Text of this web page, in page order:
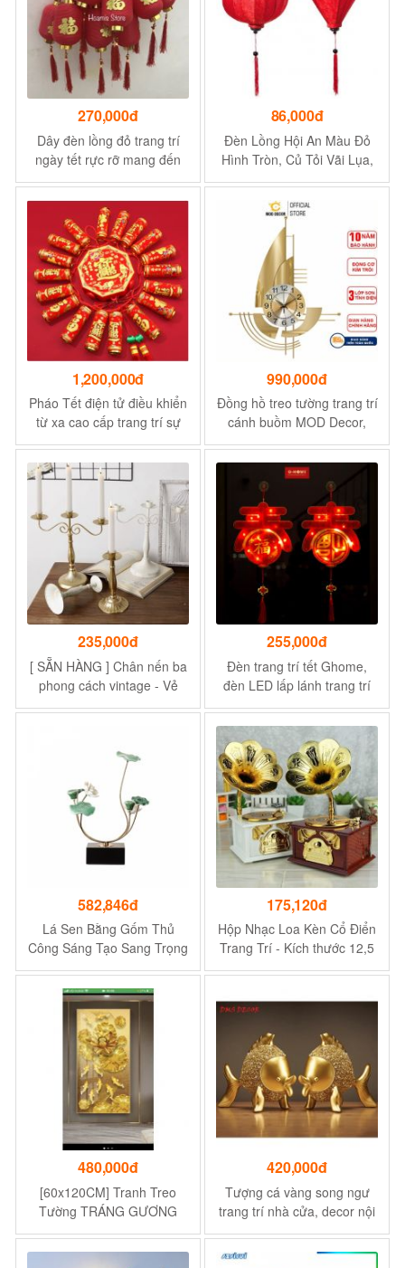
270,000đ
Dây đèn lồng đỏ trang trí
ngày tết rực rỡ mang đến
không khí rộn ràng ngập
tràn sắc xuân vui tươi và
may mắn
86,000đ
Đèn Lồng Hội An Màu Đỏ
Hình Tròn, Củ Tỏi Vãi Lụa,
Gấm Trang Trí Quán Cafe,
Nhà hàng, Đền Chùa Size
45cm
1,200,000đ
Pháo Tết điện tử điều khiển
từ xa cao cấp trang trí sự
kiện, trang trí tết ,mừng khai
trương, an toàn, không cháy
nổ
990,000đ
Đồng hồ treo tường trang trí
cánh buồm MOD Decor,
phong cách Bắc Âu nghệ
thuật Lianzhang JJT mã
109
235,000đ
[ SẴN HÀNG ] Chân nến ba
phong cách vintage - Vẻ
đẹp hiện đại nhưng hoài
255,000đ
Đèn trang trí tết Ghome,
đèn LED lấp lánh trang trí
treo kính nhiều hình dáng,
ánh sáng rực rỡ lung linh
LEDTET23 M1
582,846đ
Lá Sen Bằng Gốm Thủ
Công Sáng Tạo Sang Trọng
Hiện Đại Phong Cách Trung
Hoa Trang Trí Nội Thất
175,120đ
Hộp Nhạc Loa Kèn Cổ Điển
Trang Trí - Kích thước 12,5
x 10,5 x 21,5 CM
480,000đ
[60x120CM] Tranh Treo
Tường TRÁNG GƯƠNG
Pha lê Phòng khách Cao
cấp
420,000đ
Tượng cá vàng song ngư
trang trí nhà cửa, decor nội
thất phòng